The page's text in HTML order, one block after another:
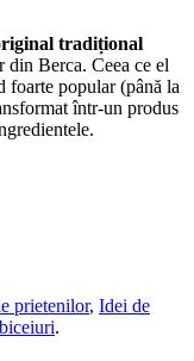
tradițional
din Berca. Ceea ce el
foarte popular (până la
într-un produs
prietenilor, Idei de
.